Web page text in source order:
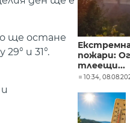
ще остане
и 31°.
пожари:
тлеещи...
10:34,